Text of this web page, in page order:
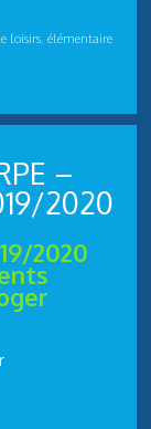
loisirs,élémentaire
–
2020
2020